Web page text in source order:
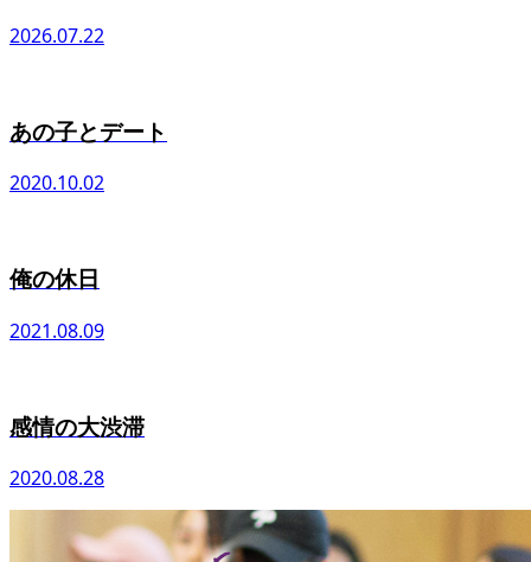
2026.07.22
あの子とデート
2020.10.02
俺の休日
2021.08.09
感情の大渋滞
2020.08.28